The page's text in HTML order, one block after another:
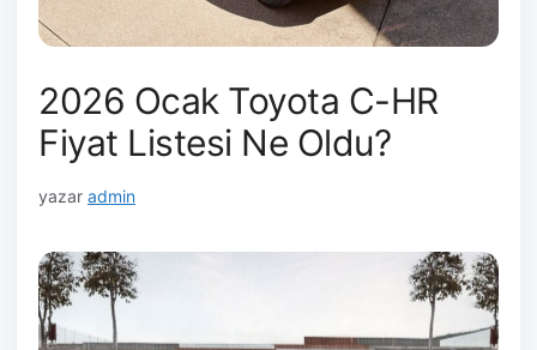
2026 Ocak Toyota C-HR
Fiyat Listesi Ne Oldu?
yazar admin